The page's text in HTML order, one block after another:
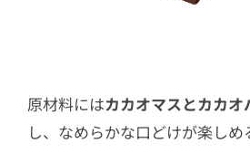
原材料にはカカオマスとカカ
し、なめらかな口どけが楽し